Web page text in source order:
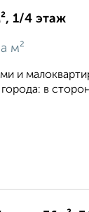
1/4 этаж
м²
и
в